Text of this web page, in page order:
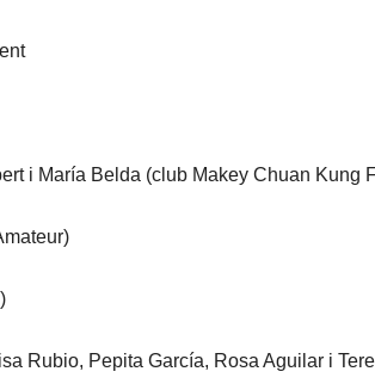
i María Belda (club Makey Chuan Kung
Rubio, Pepita García, Rosa Aguilar i